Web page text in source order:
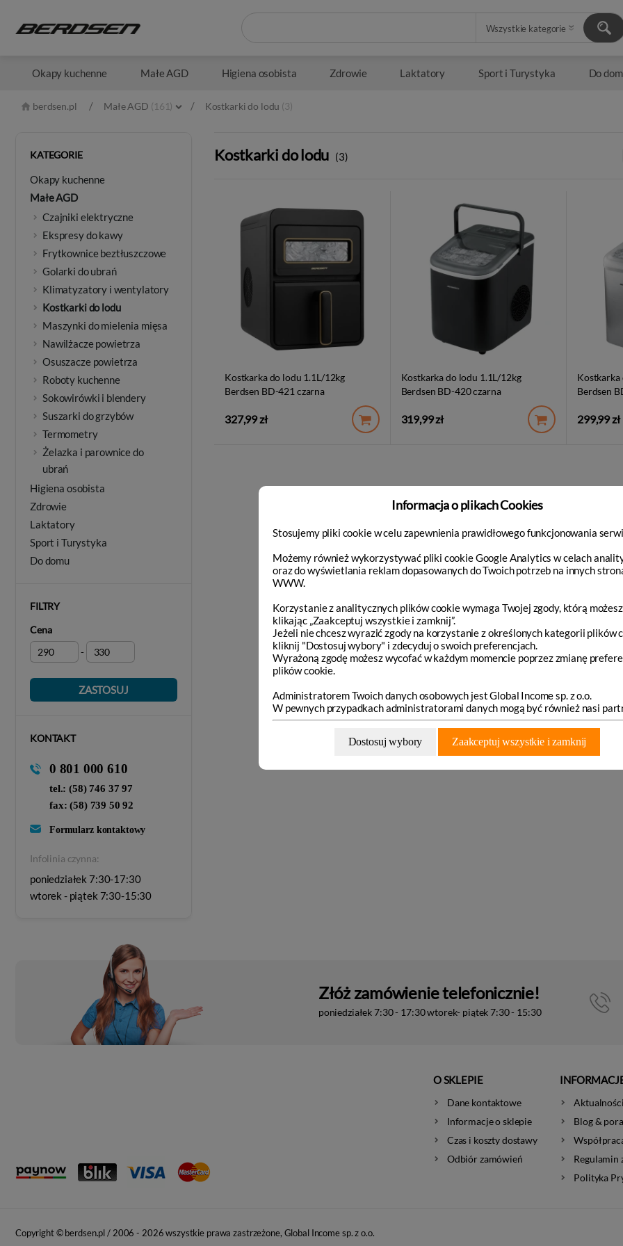
Okapy kuchenne Małe AGD Higiena osobista Zdrowie Laktatory Sport i Turystyka Do
berdsen.pl / Małe AGD (161) / Kostkarki do lodu (3)
KATEGORIE
Okapy kuchenne
Małe AGD
Czajniki elektryczne
Ekspresy do kawy
Frytkownice beztłuszczowe
Golarki do ubrań
Klimatyzatory i wentylatory
Kostkarki do lodu
Maszynki do mielenia mięsa
Nawilżacze powietrza
Osuszacze powietrza
Roboty kuchenne
Sokowirówki i blendery
Suszarki do grzybów
Termometry
Żelazka i parownice do
ubrań
Higiena osobista
Zdrowie
Laktatory
Sport i Turystyka
Do domu
FILTRY
Cena
-
ZASTOSUJ
KONTAKT
0 801 000 610
tel.: (58) 746 37 97
fax: (58) 739 50 92
Formularz kontaktowy
Infolinia czynna:
poniedziałek 7:30-17:30
wtorek - piątek 7:30-15:30
Kostkarki do lodu (3)
Kostkarka do lodu 1.1L/12kg
Berdsen BD-421 czarna
327,99 zł
Kostkarka do lodu 1.1L/12kg
Berdsen BD-420 czarna
319,99 zł
Kostkarka
Berdsen
299,99 zł
Złóż zamówienie telefonicznie!
poniedziałek 7:30 - 17:30wtorek- piątek 7:30 - 15:30
O SKLEPIE
Dane kontaktowe
Informacje o sklepie
Czas i koszty dostawy
Odbiór zamówień
Aktualności
Blog &
Regulamin
Polityka
Copyright © berdsen.pl / 2006 - 2026 wszystkie prawa zastrzeżone, Global Income sp. z o.o.
Informacja o plikach Cookies
Stosujemy pliki cookie w celu zapewnienia prawidłowego funkcjonowania
Możemy również wykorzystywać pliki cookie Google Analytics w celach
oraz do wyświetlania reklam dopasowanych do Twoich potrzeb na innych
WWW.
Korzystanie z analitycznych plików cookie wymaga Twojej zgody, którą
klikając „Zaakceptuj wszystkie i zamknij”.
Jeżeli nie chcesz wyrazić zgody na korzystanie z określonych kategorii plików
kliknij "Dostosuj wybory" i zdecyduj o swoich preferencjach.
Wyrażoną zgodę możesz wycofać w każdym momencie poprzez zmianę
plików cookie.
Administratorem Twoich danych osobowych jest Global Income sp. z o.o.
W pewnych przypadkach administratorami danych mogą być również nasi
Dostosuj wybory Zaakceptuj wszystkie i zamknij